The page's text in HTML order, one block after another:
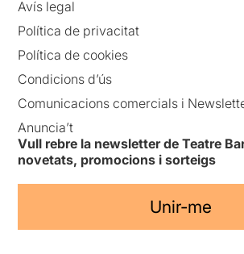
Avís legal
Política de privacitat
Política de cookies
Condicions d’ús
Comunicacions comercials i
Anuncia’t
Vull rebre la newsletter de Teatre
novetats, promocions i sorteigs
Unir-me